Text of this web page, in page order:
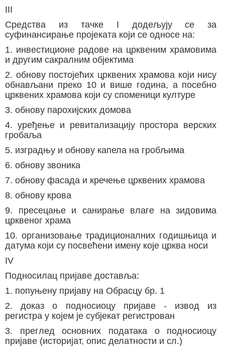
III
Средства из тачке I додељују се за
суфинансирање пројеката који се односе на:
1. инвестиционе радове на црквеним храмовима
и другим сакралним објектима
2. обнову постојећих црквених храмова који нису
обнављани преко 10 и више година, а посебно
црквених храмова који су споменици културе
3. обнову парохијских домова
4. уређење и ревитализацију простора верских
гробаља
5. изградњу и обнову капела на гробљима
6. обнову звоника
7. обнову фасада и кречење црквених храмова
8. обнову крова
9. пресецање и санирање влаге на зидовима
црквеног храма
10. организовање традиционалних годишњица и
датума који су посвећени имену које црква носи
IV
Подносилац пријаве доставља:
1. попуњену пријаву на Обрасцу бр. 1
2. доказ о подносиоцу пријаве - извод из
регистра у којем је субјекат регистрован
3. преглед основних података о подносиоцу
пријаве (историјат, опис делатности и сл.)